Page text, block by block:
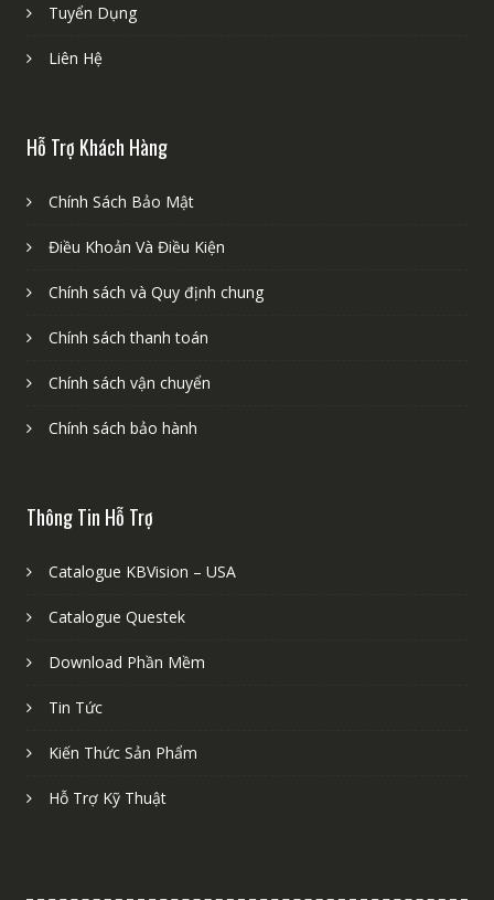
Tuyển Dụng
Liên Hệ
Hỗ Trợ Khách Hàng
Chính Sách Bảo Mật
Điều Khoản Và Điều Kiện
Chính sách và Quy định chung
Chính sách thanh toán
Chính sách vận chuyển
Chính sách bảo hành
Thông Tin Hỗ Trợ
Catalogue KBVision – USA
Catalogue Questek
Download Phần Mềm
Tin Tức
Kiến Thức Sản Phẩm
Hỗ Trợ Kỹ Thuật